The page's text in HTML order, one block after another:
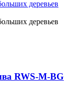
RWS-M-BG